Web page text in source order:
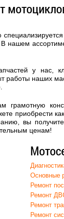
В нашем
у нас,
наших
грамотную
приобрести
вы
ценам!
Основные
Ремонт
Ремонт
Ремонт
Ремонт